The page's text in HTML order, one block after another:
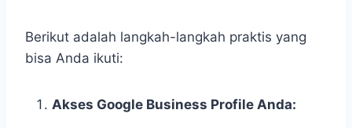
Berikut adalah langkah-langkah praktis yang
bisa Anda ikuti:
Akses Google Business Profile Anda: